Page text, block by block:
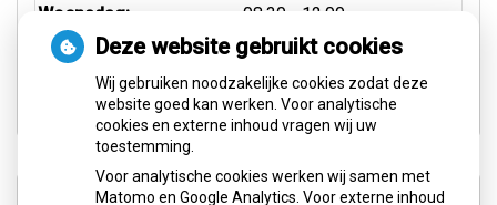
Woensdag:
08.30 tot
- 12.00
13.30tot
- 17.00
Donderdag:
08.30
13.30 tot
- 17.00
Deze website gebruikt cookies
Wij gebruiken noodzakelijke cookies zodat deze
website goed kan werken. Voor analytische
cookies en externe inhoud vragen wij uw
toestemming.
Voor analytische cookies werken wij samen met
Matomo en Google Analytics. Voor externe inhoud